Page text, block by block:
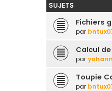
SUJETS
Fichiers
par
Calcul
par
Toupie
par